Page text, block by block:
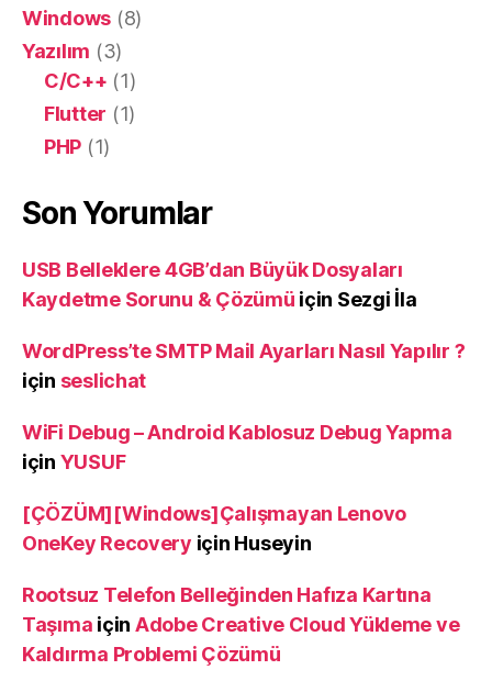
Windows (8)
Yazılım (3)
C/C++ (1)
Flutter (1)
PHP (1)
Son Yorumlar
USB Belleklere 4GB’dan Büyük Dosyaları
Kaydetme Sorunu & Çözümü için Sezgi İla
WordPress’te SMTP Mail Ayarları Nasıl Yapılır ?
için seslichat
WiFi Debug – Android Kablosuz Debug Yapma
için YUSUF
[ÇÖZÜM][Windows]Çalışmayan Lenovo
OneKey Recovery için Huseyin
Rootsuz Telefon Belleğinden Hafıza Kartına
Taşıma için Adobe Creative Cloud Yükleme ve
Kaldırma Problemi Çözümü